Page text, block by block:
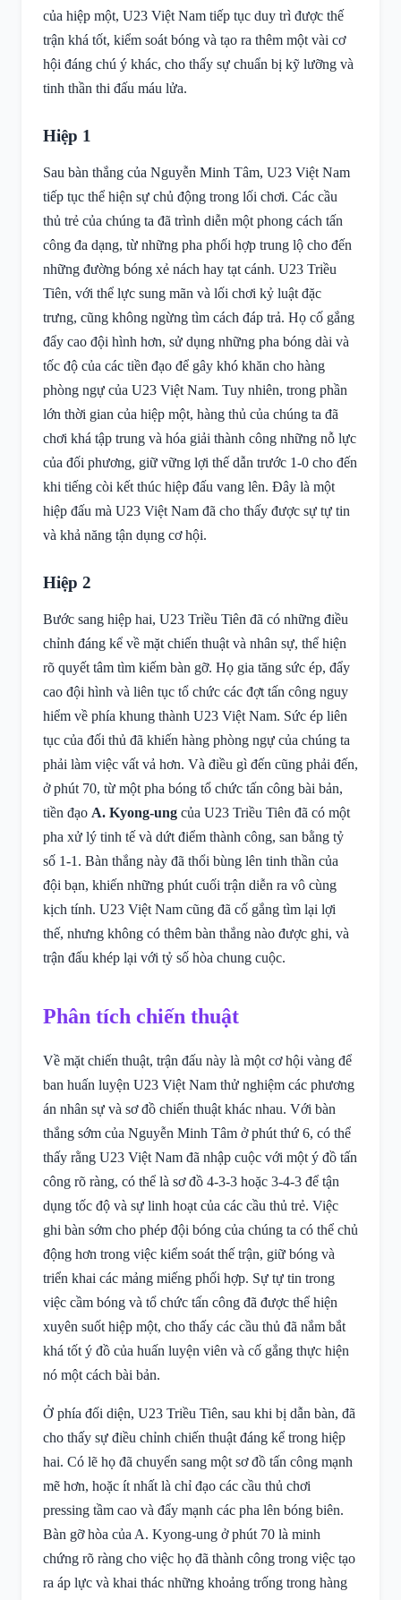
của hiệp một, U23 Việt Nam tiếp tục duy trì được thế
trận khá tốt, kiểm soát bóng và tạo ra thêm một vài cơ
hội đáng chú ý khác, cho thấy sự chuẩn bị kỹ lưỡng và
tinh thần thi đấu máu lửa.
Hiệp 1
Sau bàn thắng của Nguyễn Minh Tâm, U23 Việt Nam
tiếp tục thể hiện sự chủ động trong lối chơi. Các cầu
thủ trẻ của chúng ta đã trình diễn một phong cách tấn
công đa dạng, từ những pha phối hợp trung lộ cho đến
những đường bóng xẻ nách hay tạt cánh. U23 Triều
Tiên, với thể lực sung mãn và lối chơi kỷ luật đặc
trưng, cũng không ngừng tìm cách đáp trả. Họ cố gắng
đẩy cao đội hình hơn, sử dụng những pha bóng dài và
tốc độ của các tiền đạo để gây khó khăn cho hàng
phòng ngự của U23 Việt Nam. Tuy nhiên, trong phần
lớn thời gian của hiệp một, hàng thủ của chúng ta đã
chơi khá tập trung và hóa giải thành công những nỗ lực
của đối phương, giữ vững lợi thế dẫn trước 1-0 cho đến
khi tiếng còi kết thúc hiệp đấu vang lên. Đây là một
hiệp đấu mà U23 Việt Nam đã cho thấy được sự tự tin
và khả năng tận dụng cơ hội.
Hiệp 2
Bước sang hiệp hai, U23 Triều Tiên đã có những điều
chỉnh đáng kể về mặt chiến thuật và nhân sự, thể hiện
rõ quyết tâm tìm kiếm bàn gỡ. Họ gia tăng sức ép, đẩy
cao đội hình và liên tục tổ chức các đợt tấn công nguy
hiểm về phía khung thành U23 Việt Nam. Sức ép liên
tục của đối thủ đã khiến hàng phòng ngự của chúng ta
phải làm việc vất vả hơn. Và điều gì đến cũng phải đến,
ở phút 70, từ một pha bóng tổ chức tấn công bài bản,
tiền đạo A. Kyong-ung của U23 Triều Tiên đã có một
pha xử lý tinh tế và dứt điểm thành công, san bằng tỷ
số 1-1. Bàn thắng này đã thổi bùng lên tinh thần của
đội bạn, khiến những phút cuối trận diễn ra vô cùng
kịch tính. U23 Việt Nam cũng đã cố gắng tìm lại lợi
thế, nhưng không có thêm bàn thắng nào được ghi, và
trận đấu khép lại với tỷ số hòa chung cuộc.
Phân tích chiến thuật
Về mặt chiến thuật, trận đấu này là một cơ hội vàng để
ban huấn luyện U23 Việt Nam thử nghiệm các phương
án nhân sự và sơ đồ chiến thuật khác nhau. Với bàn
thắng sớm của Nguyễn Minh Tâm ở phút thứ 6, có thể
thấy rằng U23 Việt Nam đã nhập cuộc với một ý đồ tấn
công rõ ràng, có thể là sơ đồ 4-3-3 hoặc 3-4-3 để tận
dụng tốc độ và sự linh hoạt của các cầu thủ trẻ. Việc
ghi bàn sớm cho phép đội bóng của chúng ta có thể chủ
động hơn trong việc kiểm soát thế trận, giữ bóng và
triển khai các mảng miếng phối hợp. Sự tự tin trong
việc cầm bóng và tổ chức tấn công đã được thể hiện
xuyên suốt hiệp một, cho thấy các cầu thủ đã nắm bắt
khá tốt ý đồ của huấn luyện viên và cố gắng thực hiện
nó một cách bài bản.
Ở phía đối diện, U23 Triều Tiên, sau khi bị dẫn bàn, đã
cho thấy sự điều chỉnh chiến thuật đáng kể trong hiệp
hai. Có lẽ họ đã chuyển sang một sơ đồ tấn công mạnh
mẽ hơn, hoặc ít nhất là chỉ đạo các cầu thủ chơi
pressing tầm cao và đẩy mạnh các pha lên bóng biên.
Bàn gỡ hòa của A. Kyong-ung ở phút 70 là minh
chứng rõ ràng cho việc họ đã thành công trong việc tạo
ra áp lực và khai thác những khoảng trống trong hàng